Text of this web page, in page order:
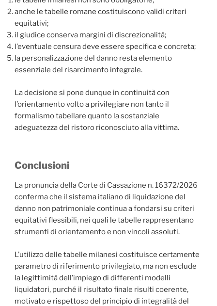
anche le tabelle romane costituiscono validi criteri
equitativi;
il giudice conserva margini di discrezionalità;
l’eventuale censura deve essere specifica e concreta;
la personalizzazione del danno resta elemento
essenziale del risarcimento integrale.
La decisione si pone dunque in continuità con
l’orientamento volto a privilegiare non tanto il
formalismo tabellare quanto la sostanziale
adeguatezza del ristoro riconosciuto alla vittima.
Conclusioni
La pronuncia della Corte di Cassazione n. 16372/2026
conferma che il sistema italiano di liquidazione del
danno non patrimoniale continua a fondarsi su criteri
equitativi flessibili, nei quali le tabelle rappresentano
strumenti di orientamento e non vincoli assoluti.
L’utilizzo delle tabelle milanesi costituisce certamente
parametro di riferimento privilegiato, ma non esclude
la legittimità dell’impiego di differenti modelli
liquidatori, purché il risultato finale risulti coerente,
motivato e rispettoso del principio di integralità del